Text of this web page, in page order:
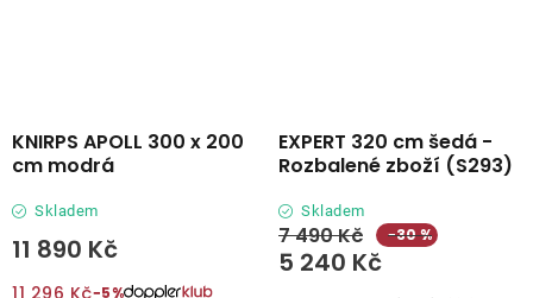
KNIRPS APOLL 300 x 200
cm modrá
Skladem
11 890 Kč
11 296 Kč−5%
EXPERT 320 cm šedá -
Rozbalené zboží (S293)
Skladem
5 240 Kč
7 490 Kč −30 %